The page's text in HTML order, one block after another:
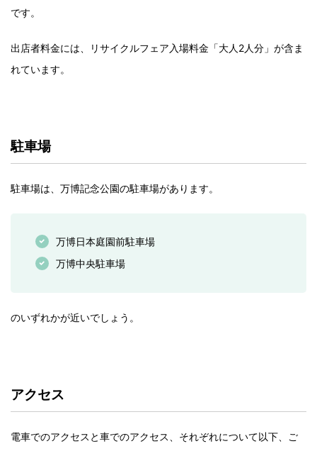
です。
出店者料金には、リサイクルフェア入場料金「大人2人分」が含ま
れています。
駐車場
駐車場は、万博記念公園の駐車場があります。
万博日本庭園前駐車場
万博中央駐車場
のいずれかが近いでしょう。
アクセス
電車でのアクセスと車でのアクセス、それぞれについて以下、ご